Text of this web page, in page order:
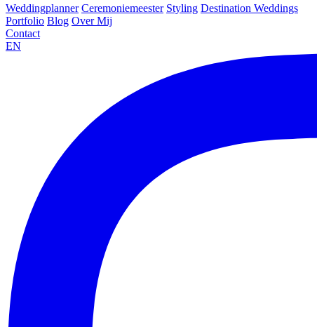
Weddingplanner Ceremoniemeester Styling Destination Weddings
Portfolio Blog Over Mij
Contact
EN